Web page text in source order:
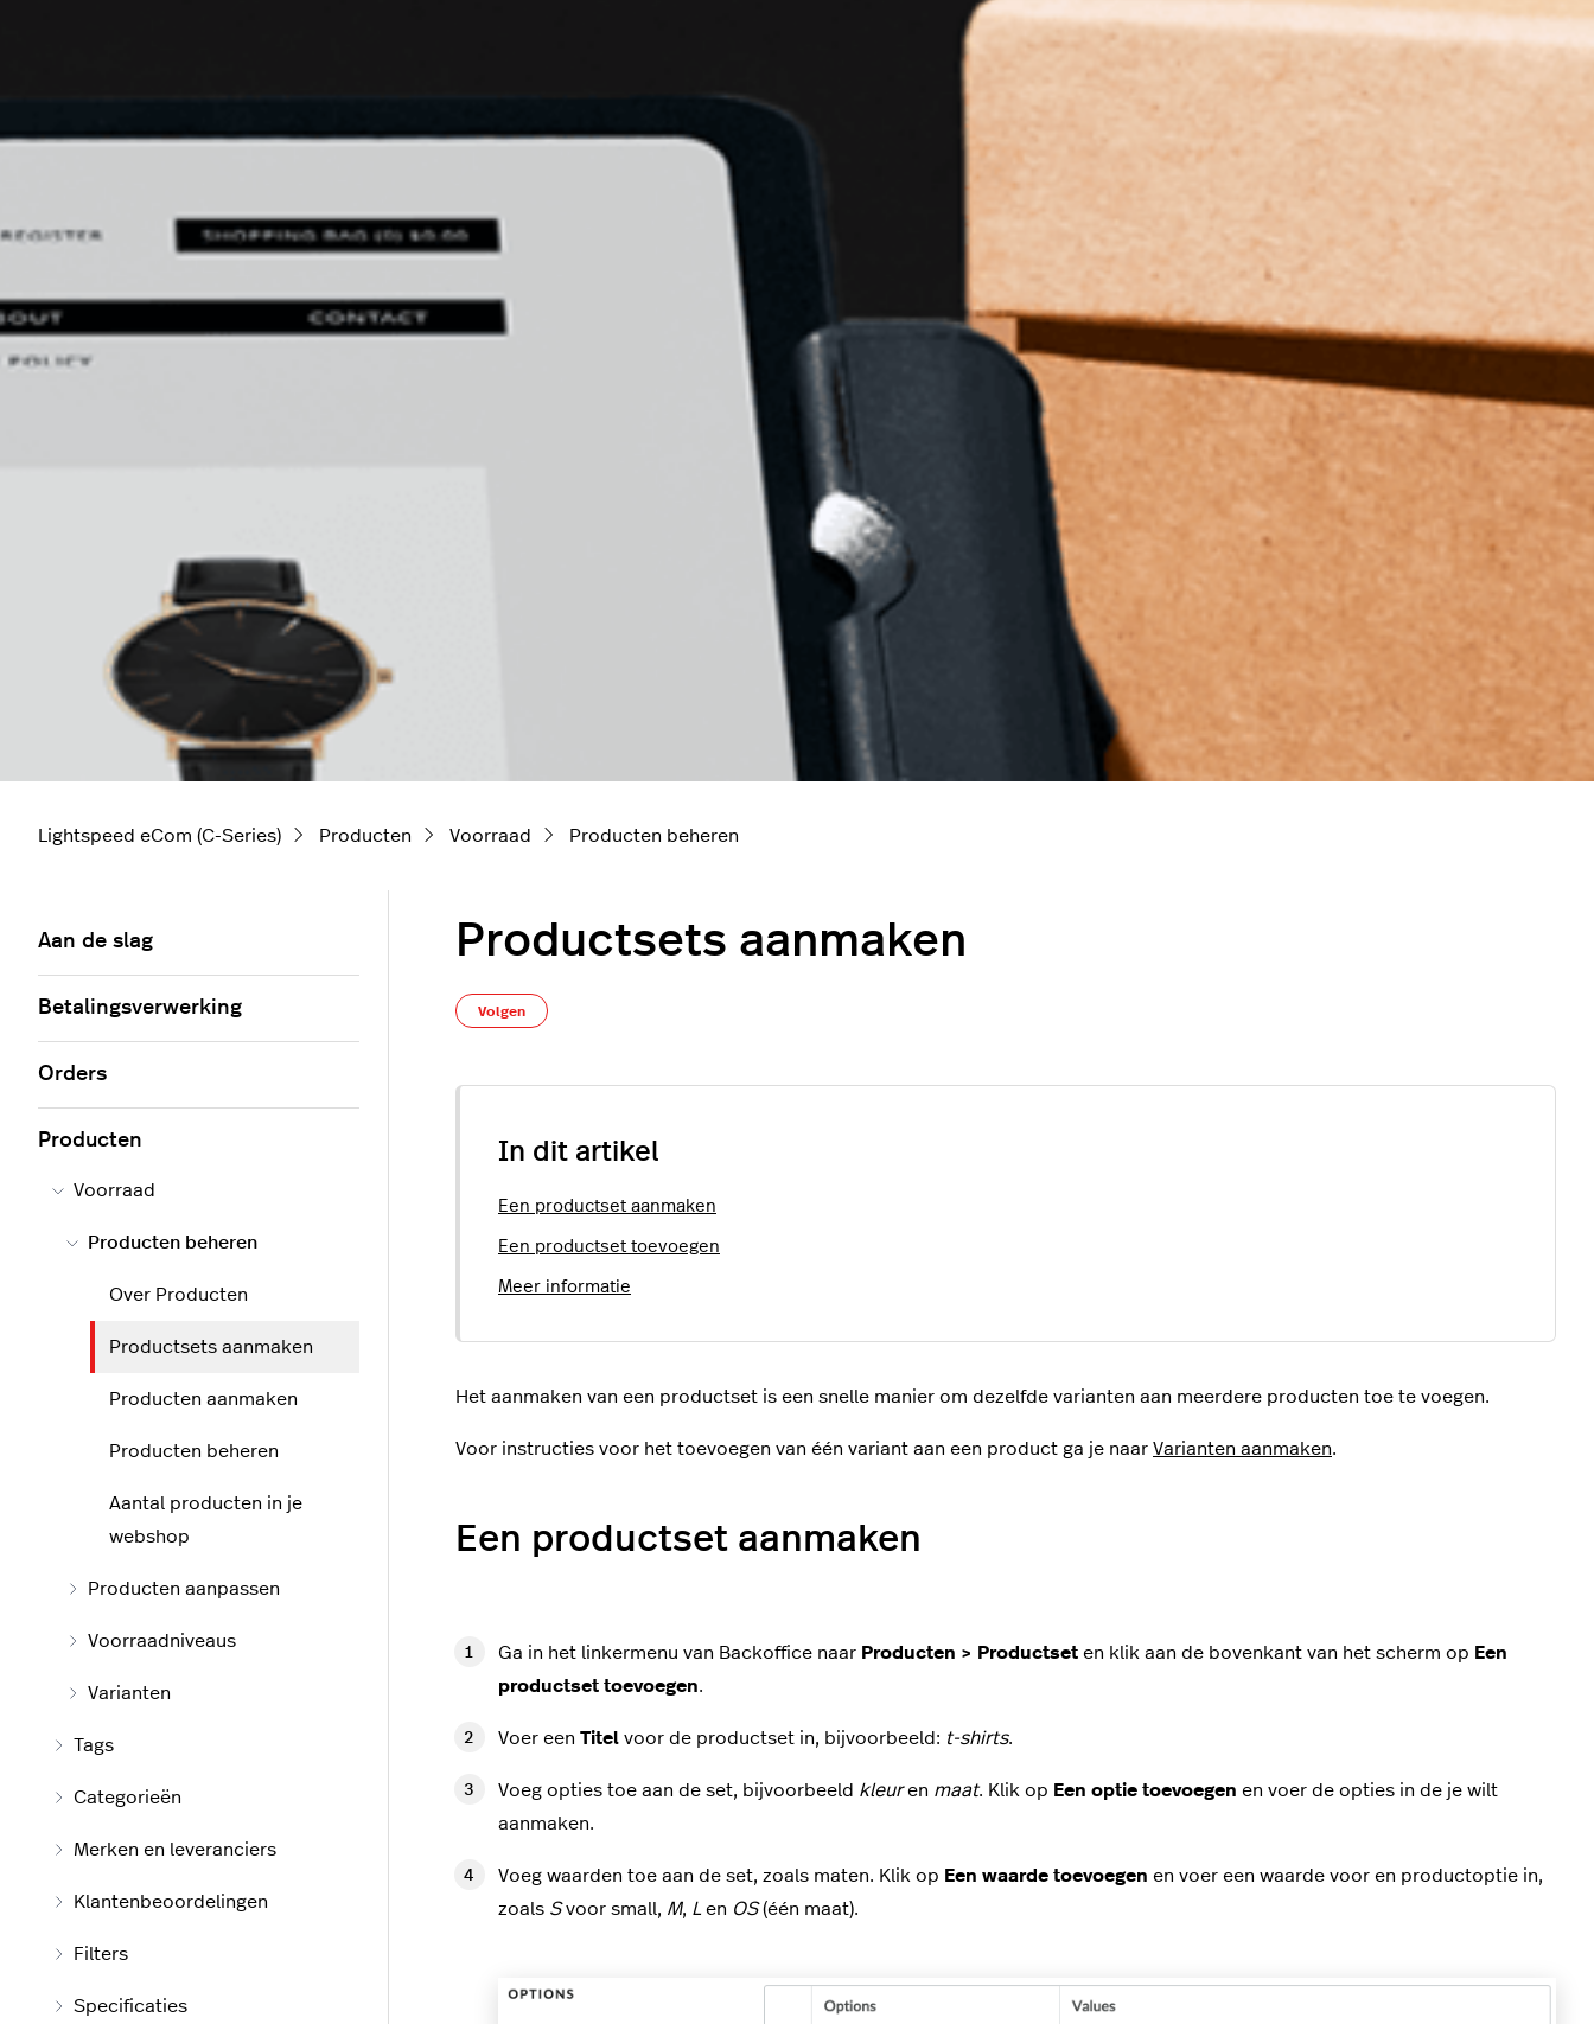
Lightspeed eCom (C-Series) Producten Voorraad Producten beheren
Productsets aanmaken
Volgen
In dit artikel
Een productset aanmaken
Een productset toevoegen
Meer informatie
Het aanmaken van een productset is een snelle manier om dezelfde varianten aan meerdere producten toe te voegen.
Voor instructies voor het toevoegen van één variant aan een product ga je naar Varianten aanmaken.
Een productset aanmaken
Ga in het linkermenu van Backoffice naar Producten > Productset en klik aan de bovenkant van het scherm op Een
productset toevoegen.
Voer een Titel voor de productset in, bijvoorbeeld: t-shirts.
Voeg opties toe aan de set, bijvoorbeeld kleuren maat. Klik op Een optie toevoegen en voer de opties in de je wilt
aanmaken.
Voeg waarden toe aan de set, zoals maten. Klik op Een waarde toevoegen en voer een waarde voor en productoptie in,
zoals Svoor small, M, L en OS(één maat).
Aan de slag
Betalingsverwerking
Orders
Producten
Voorraad
Producten beheren
Over Producten
Productsets aanmaken
Producten aanmaken
Producten beheren
Aantal producten in je
webshop
Producten aanpassen
Voorraadniveaus
Varianten
Tags
Categorieën
Merken en leveranciers
Klantenbeoordelingen
Filters
Specificaties